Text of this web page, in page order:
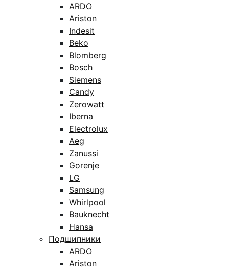
ARDO
Ariston
Indesit
Beko
Blomberg
Bosch
Siemens
Candy
Zerowatt
Iberna
Electrolux
Aeg
Zanussi
Gorenje
LG
Samsung
Whirlpool
Bauknecht
Hansa
Подшипники
ARDO
Ariston